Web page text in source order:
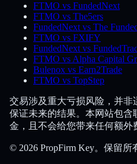
FTMO vs FundedNext
FTMO vs The5ers
FundedNext vs The
FTMO vs FXIFY
FundedNext vs
FTMO vs Alpha Capital
Bulenox vs Earn2Trade
FTMO vs TopStep
交易涉及重大亏损风险，并
保证未来的结果。本网站包
金，且不会给您带来任何额外
© 2026 PropFirm Key。保留所